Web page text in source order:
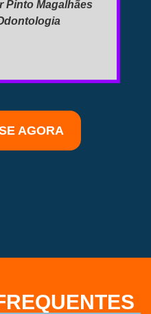
Pinto Magalhães
AGORA